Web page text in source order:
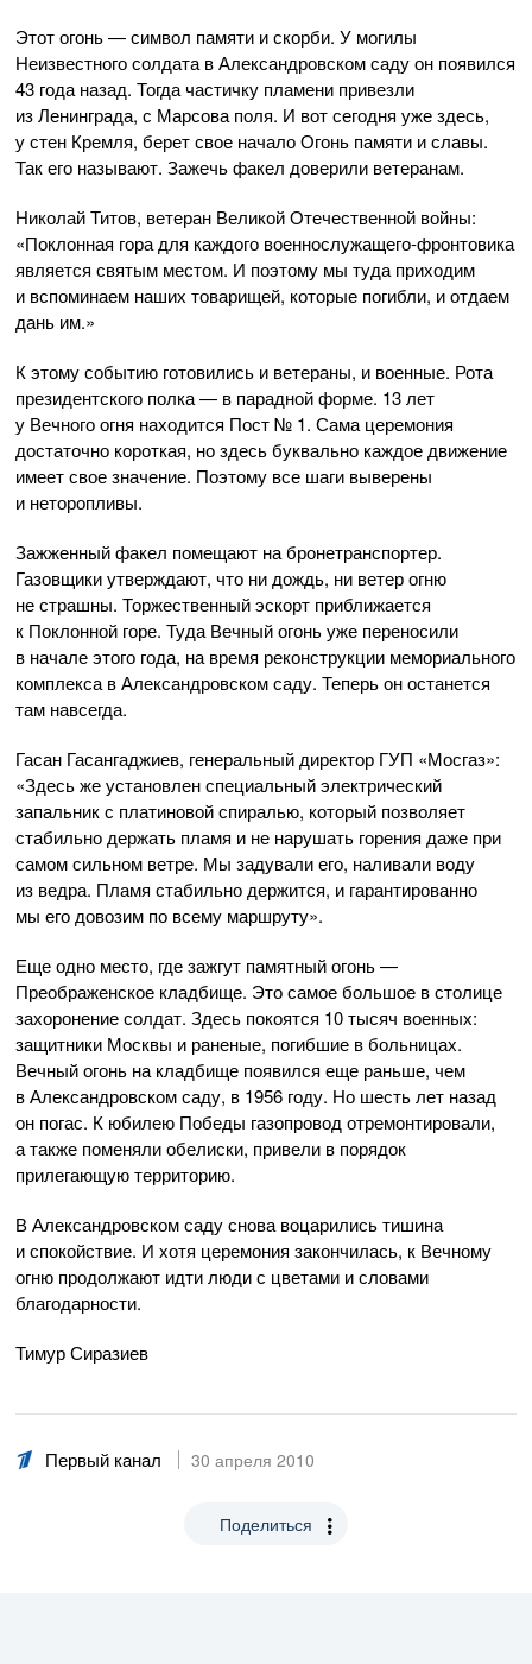
Этот огонь — символ памяти и скорби. У могилы
Неизвестного солдата в Александровском саду он появился
43 года назад. Тогда частичку пламени привезли
из Ленинграда, с Марсова поля. И вот сегодня уже здесь,
у стен Кремля, берет свое начало Огонь памяти и славы.
Так его называют. Зажечь факел доверили ветеранам.
Николай Титов, ветеран Великой Отечественной войны:
«Поклонная гора для каждого военнослужащего-фронтовика
является святым местом. И поэтому мы туда приходим
и вспоминаем наших товарищей, которые погибли, и отдаем
дань им.»
К этому событию готовились и ветераны, и военные. Рота
президентского полка — в парадной форме. 13 лет
у Вечного огня находится Пост № 1. Сама церемония
достаточно короткая, но здесь буквально каждое движение
имеет свое значение. Поэтому все шаги выверены
и неторопливы.
Зажженный факел помещают на бронетранспортер.
Газовщики утверждают, что ни дождь, ни ветер огню
не страшны. Торжественный эскорт приближается
к Поклонной горе. Туда Вечный огонь уже переносили
в начале этого года, на время реконструкции мемориального
комплекса в Александровском саду. Теперь он останется
там навсегда.
Гасан Гасангаджиев, генеральный директор ГУП «Мосгаз»:
«Здесь же установлен специальный электрический
запальник с платиновой спиралью, который позволяет
стабильно держать пламя и не нарушать горения даже при
самом сильном ветре. Мы задували его, наливали воду
из ведра. Пламя стабильно держится, и гарантированно
мы его довозим по всему маршруту».
Еще одно место, где зажгут памятный огонь —
Преображенское кладбище. Это самое большое в столице
захоронение солдат. Здесь покоятся 10 тысяч военных:
защитники Москвы и раненые, погибшие в больницах.
Вечный огонь на кладбище появился еще раньше, чем
в Александровском саду, в 1956 году. Но шесть лет назад
он погас. К юбилею Победы газопровод отремонтировали,
а также поменяли обелиски, привели в порядок
прилегающую территорию.
В Александровском саду снова воцарились тишина
и спокойствие. И хотя церемония закончилась, к Вечному
огню продолжают идти люди с цветами и словами
благодарности.
Тимур Сиразиев
Первый канал 30 апреля 2010
Поделиться